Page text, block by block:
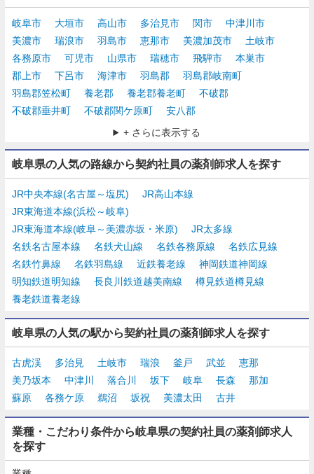
岐阜市 大垣市 高山市 多治見市 関市
中津川市
美濃市
瑞浪市 羽島市 恵那市 美濃加茂市
土岐市
各務原市
可児市 山県市 瑞穂市 飛騨市
本巣市
郡上市
下呂市 海津市 羽島郡
羽島郡岐南町
羽島郡笠松町
養老郡 養老郡養老町
不破郡
不破郡垂井町
不破郡関ケ原町
安八郡
+ さらに表示する
岐阜県の人気の路線から契約社員の薬剤師求人を探す
JR中央本線(名古屋～塩尻)
JR高山本線
JR東海道本線(浜松～岐阜)
JR東海道本線(岐阜～美濃赤坂・米原)
JR太多線
名鉄名古屋本線
名鉄犬山線 名鉄各務原線
名鉄広見線
名鉄竹鼻線
名鉄羽島線 近鉄養老線
神岡鉄道神岡線
明知鉄道明知線
長良川鉄道越美南線
樽見鉄道樽見線
養老鉄道養老線
岐阜県の人気の駅から契約社員の薬剤師求人を探す
古虎渓 多治見 土岐市 瑞浪 釜戸 武並
恵那
美乃坂本
中津川 落合川 坂下 岐阜 長森
那加
蘇原
各務ケ原 鵜沼 坂祝 美濃太田 古井
業種・こだわり条件から岐阜県の契約社員の薬剤師求人
を探す